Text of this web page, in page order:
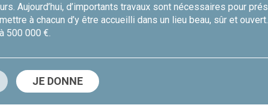
Aujourd’hui, d’importants travaux sont nécessaires pour
à chacun d’y être accueilli dans un lieu beau, sûr et
500 000 €.
JE DONNE